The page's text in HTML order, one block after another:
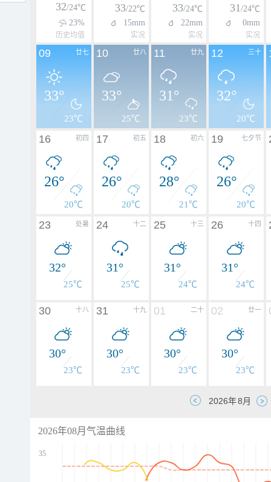
32/24℃
23%
历史均值
33/22℃
15mm
实况
33/24℃
22mm
实况
31/24℃
0mm
实况
廿七
09
33°
23℃
廿八
10
33°
25℃
廿九
11
31°
23℃
三十
12
32°
20℃
初四
16
26°
20℃
初五
17
26°
20℃
初六
18
28°
21℃
七夕节
19
26°
20℃
处暑
23
32°
25℃
十二
24
31°
25℃
十三
25
31°
24℃
十四
26
31°
24℃
十八
30
30°
23℃
十九
31
30°
23℃
二十
01
30°
23℃
廿一
02
30°
23℃
2026年08月气温曲线
35